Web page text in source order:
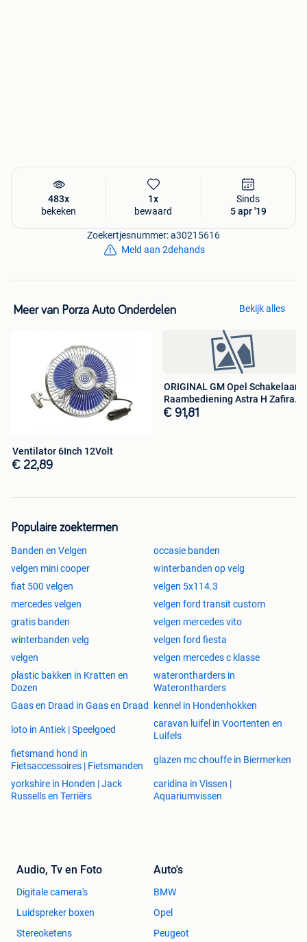
SPÉCIFICATIONS:
* delivery: Ophalen of Verzenden
483x
bekeken
1x
bewaard
Sinds
5 apr '19
Zoekertjesnummer: a30215616
Meld aan 2dehands
Meer van Porza Auto Onderdelen Bekijk alles
Ventilator 6Inch 12Volt
€ 22,89
ORIGINAL GM Opel Schakelaar
Raambediening Astra H Zafira
B l
€ 91,81
Populaire zoektermen
Banden en Velgen
occasie banden
velgen mini cooper
winterbanden op velg
fiat 500 velgen
velgen 5x114.3
mercedes velgen
velgen ford transit custom
gratis banden
velgen mercedes vito
winterbanden velg
velgen ford fiesta
velgen
velgen mercedes c klasse
plastic bakken in Kratten en
Dozen
waterontharders in
Waterontharders
Gaas en Draad in Gaas en Draad
kennel in Hondenhokken
loto in Antiek | Speelgoed
caravan luifel in Voortenten en
Luifels
fietsmand hond in
Fietsaccessoires | Fietsmanden
glazen mc chouffe in Biermerken
yorkshire in Honden | Jack
Russells en Terriërs
caridina in Vissen |
Aquariumvissen
Audio, Tv en Foto
Digitale camera's
Luidspreker boxen
Stereoketens
Auto's
BMW
Opel
Peugeot